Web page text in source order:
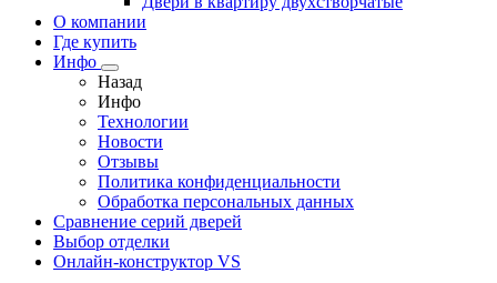
О компании
Где купить
Инфо
Назад
Инфо
Технологии
Новости
Отзывы
Политика конфиденциальности
Обработка персональных данных
Сравнение серий дверей
Выбор отделки
Онлайн-конструктор VS